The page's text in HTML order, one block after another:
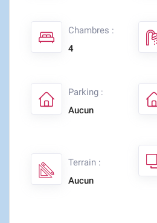
Chambres :
4
Parking :
Aucun
Terrain :
Aucun